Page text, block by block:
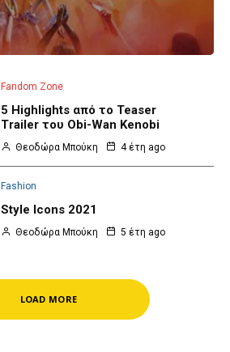
Fandom Zone
5 Highlights από το Teaser
Trailer του Obi-Wan Kenobi
Θεοδώρα Μπούκη 4 έτη ago
Fashion
Style Icons 2021
Θεοδώρα Μπούκη 5 έτη ago
LOAD MORE